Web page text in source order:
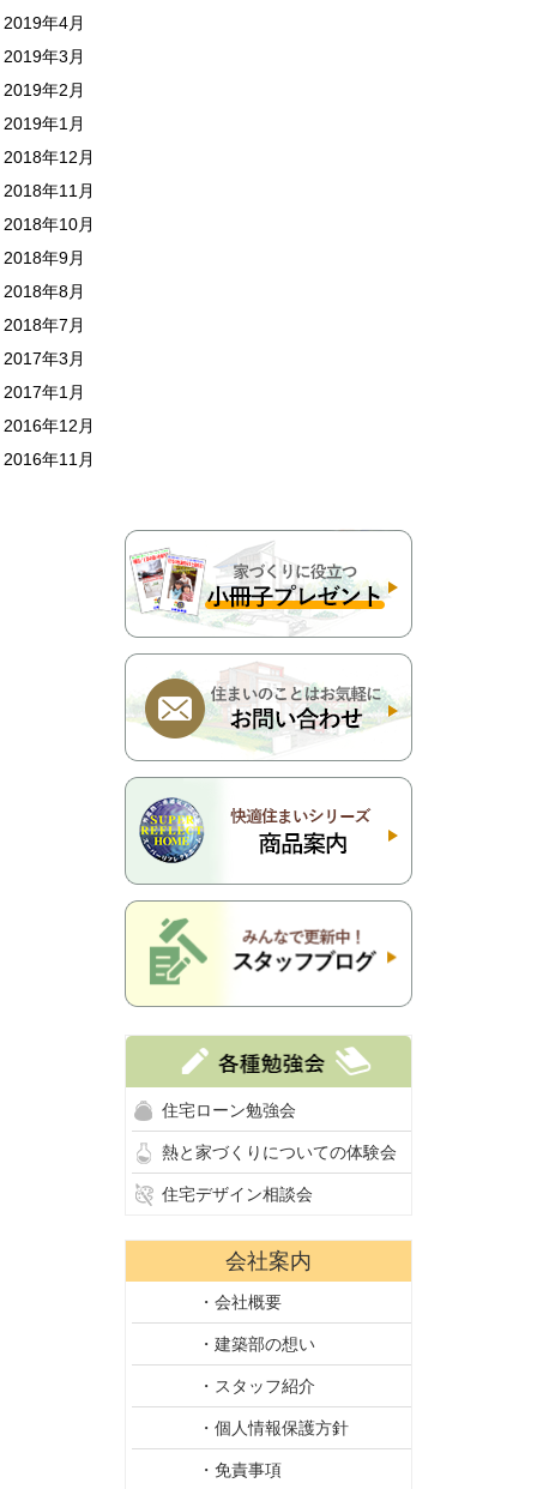
2019年4月
2019年3月
2019年2月
2019年1月
2018年12月
2018年11月
2018年10月
2018年9月
2018年8月
2018年7月
2017年3月
2017年1月
2016年12月
2016年11月
住宅ローン勉強会
熱と家づくりについての体験会
住宅デザイン相談会
会社案内
・会社概要
・建築部の想い
・スタッフ紹介
・個人情報保護方針
・免責事項